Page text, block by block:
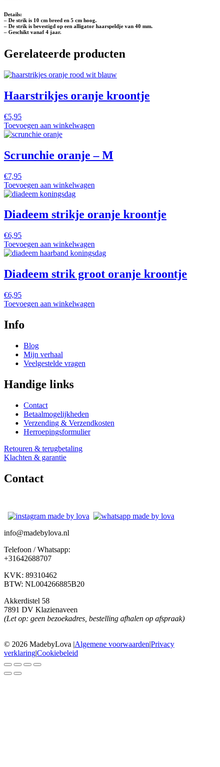
Details:
– De strik is 10 cm breed en 5 cm hoog.
– De strik is bevestigd op een alligator haarspeldje van 40 mm.
– Geschikt vanaf 4 jaar.
Gerelateerde producten
Haarstrikjes oranje kroontje
€5,95
Toevoegen aan winkelwagen
Scrunchie oranje – M
€7,95
Toevoegen aan winkelwagen
Diadeem strikje oranje kroontje
€6,95
Toevoegen aan winkelwagen
Diadeem strik groot oranje kroontje
€6,95
Toevoegen aan winkelwagen
Info
Blog
Mijn verhaal
Veelgestelde vragen
Handige links
Contact
Betaalmogelijkheden
Verzending & Verzendkosten
Herroepingsformulier
Retouren & terugbetaling
Klachten & garantie
Contact
info@madebylova.nl
Telefoon / Whatsapp:
+31642688707
KVK: 89310462
BTW: NL004266885B20
Akkerdistel 58
7891 DV Klazienaveen
(Let op: geen bezoekadres, bestelling afhalen op afspraak)
© 2026 MadebyLova |Algemene voorwaarden|Privacy
verklaring|Cookiebeleid